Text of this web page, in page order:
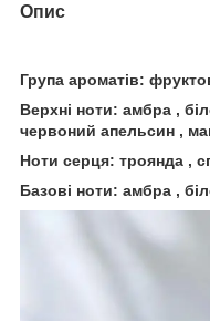
Опис
Група ароматів:
Верхні ноти: амбра ,
червоний апельсин ,
Ноти серця: троянда ,
Базові ноти: амбра ,